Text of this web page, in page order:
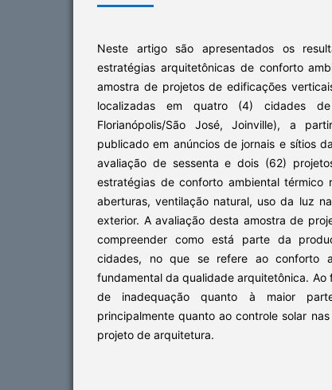
Neste artigo são apresentados os
estratégias arquitetônicas de conforto
amostra de projetos de edificações
localizadas em quatro (4) cidades de
Florianópolis/São José, Joinville), a
publicado em anúncios de jornais e sítios
avaliação de sessenta e dois (62)
estratégias de conforto ambiental térmico
aberturas, ventilação natural, uso da luz
exterior. A avaliação desta amostra de
compreender como está parte da
cidades, no que se refere ao conforto
fundamental da qualidade arquitetônica. Ao
de inadequação quanto à maior
principalmente quanto ao controle solar
projeto de arquitetura.